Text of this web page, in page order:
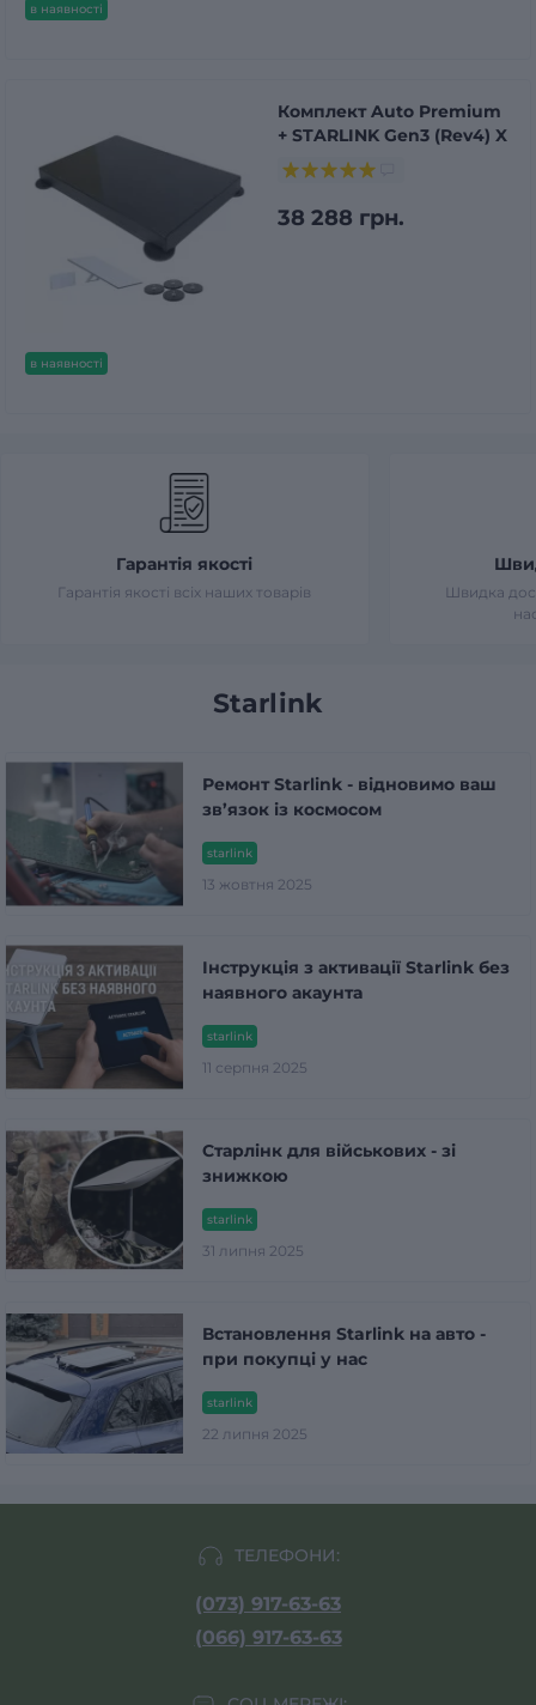
в наявності
в наявності
Комплект Auto Premium
+ STARLINK Gen3 (Rev4) X
38 288 грн.
Гарантія якості
Гарантія якості всіх наших товарів
Швидка
Starlink
starlink
13 жовтня 2025
Ремонт Starlink - відновимо ваш
зв’язок із космосом
starlink
11 серпня 2025
Інструкція з активації Starlink без
наявного акаунта
starlink
31 липня 2025
Старлінк для військових - зі
знижкою
starlink
22 липня 2025
Встановлення Starlink на авто -
при покупці у нас
ТЕЛЕФОНИ:
(073) 917-63-63
(066) 917-63-63